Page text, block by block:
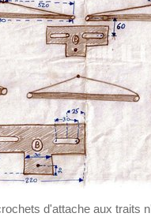
d'attache aux traits